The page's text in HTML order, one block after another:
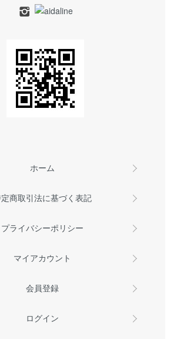
ホーム
商取引法に基づく表記
プライバシーポリシー
マイアカウント
会員登録
ログイン